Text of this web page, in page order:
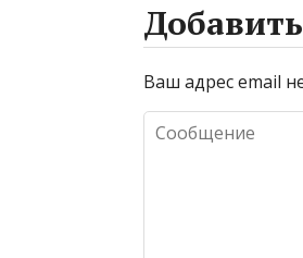
Ваш адрес email